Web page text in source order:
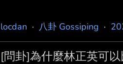
locdan · 八卦 Gossiping ·
[問卦]為什麼林正英可